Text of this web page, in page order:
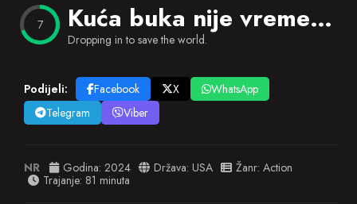
7 Kuća buka nije vreme za špijuniranje
Dropping in to save the world.
Podijeli: Facebook X
WhatsApp
Telegram
Viber
NR Godina: 2024 Država: USA Žanr: Action
Trajanje: 81 minuta